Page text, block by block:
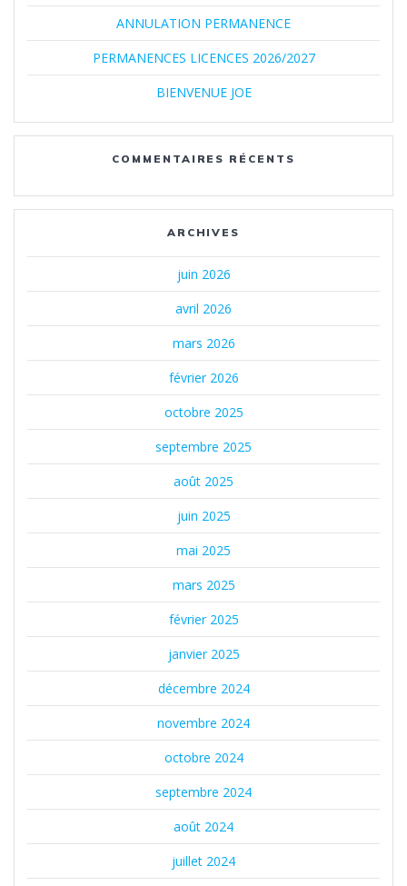
ANNULATION PERMANENCE
PERMANENCES LICENCES 2026/2027
BIENVENUE JOE
COMMENTAIRES RÉCENTS
ARCHIVES
juin 2026
avril 2026
mars 2026
février 2026
octobre 2025
septembre 2025
août 2025
juin 2025
mai 2025
mars 2025
février 2025
janvier 2025
décembre 2024
novembre 2024
octobre 2024
septembre 2024
août 2024
juillet 2024